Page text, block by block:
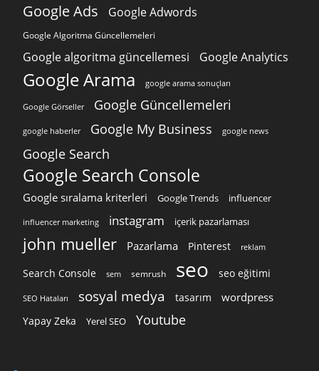
Google Ads Google Adwords
Google Algoritma Güncellemeleri
Google algoritma güncellemesi Google Analytics
Google Arama google arama sonuçları
Google Görseller Google Güncellemeleri
google haberler Google My Business google news
Google Search
Google Search Console
Google sıralama kriterleri Google Trends influencer
influencer marketing instagram içerik pazarlaması
john mueller Pazarlama Pinterest reklam
Search Console sem semrush seo seo eğitimi
SEO Hataları sosyal medya tasarım wordpress
Yapay Zeka Yerel SEO Youtube